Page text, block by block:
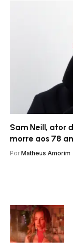
Sam Neill, ator
morre aos 78
Por Matheus Amorim